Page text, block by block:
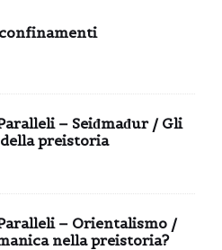
– Seiđmađur / Gli
preistoria
– Orientalismo /
nella preistoria?